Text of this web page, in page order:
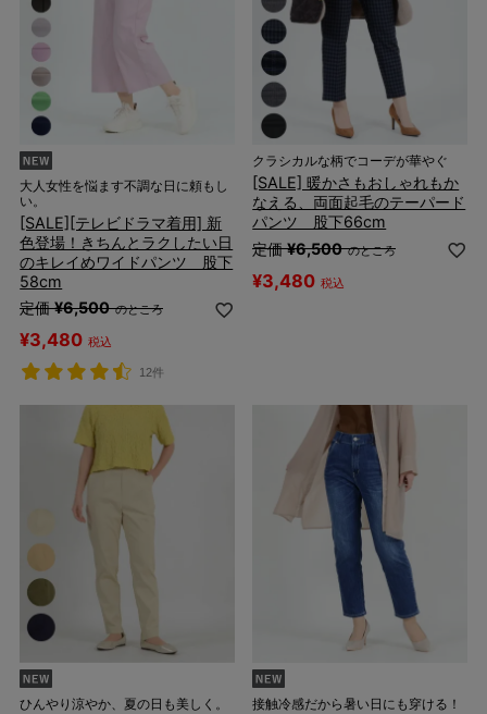
大人女性を悩ます不調な日に頼もし
い。
[SALE][テレビドラマ着用] 新
色登場！きちんとラクしたい日
のキレイめワイドパンツ 股下
58cm
定価 ¥6,500 のところ
¥3,480 税込
12件
クラシカルな柄でコーデが華やぐ
[SALE] 暖かさもおしゃれもか
なえる、両面起毛のテーパード
パンツ 股下66cm
定価 ¥6,500 のところ
¥3,480 税込
ひんやり涼やか、夏の日も美しく。 接触冷感だから暑い日にも穿ける！